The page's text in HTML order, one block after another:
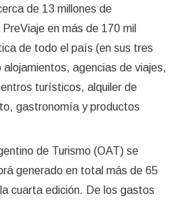
de 13 millones de
en más de 170 mil
de todo el país (en sus tres
agencias de viajes,
turísticos, alquiler de
gastronomía y productos
de Turismo (OAT) se
generado en total más de 65
cuarta edición. De los gastos